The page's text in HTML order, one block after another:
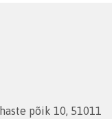
põik 10, 51011